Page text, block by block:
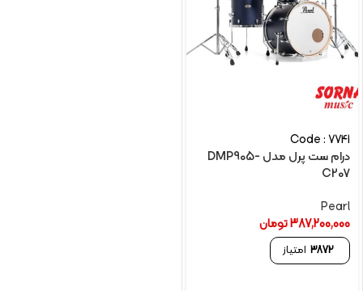
Code : 7741
درام ست پرل مدل DMP905-
C207
Pearl
387,200,000تومان
3872 امتیاز